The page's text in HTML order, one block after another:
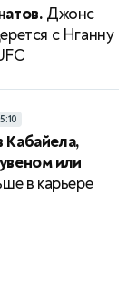
Джонс
с Нганну
Кабайела,
или
в карьере